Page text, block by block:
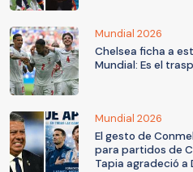
Mundial 2026
Chelsea ficha a
Mundial: Es el
Mundial 2026
El gesto de
para partidos de
Tapia agradeció a